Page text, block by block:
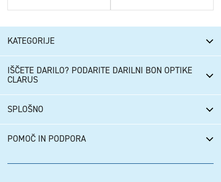
KATEGORIJE
IŠČETE DARILO? PODARITE DARILNI BON OPTIKE
CLARUS
SPLOŠNO
POMOČ IN PODPORA